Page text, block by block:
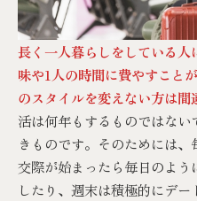
長く一人暮らしをしている
味や1人の時間に費やすこと
のスタイルを変えない方は間
活は何年もするものではな
きものです。そのためには、
交際が始まったら毎日のよ
したり、週末は積極的にデ